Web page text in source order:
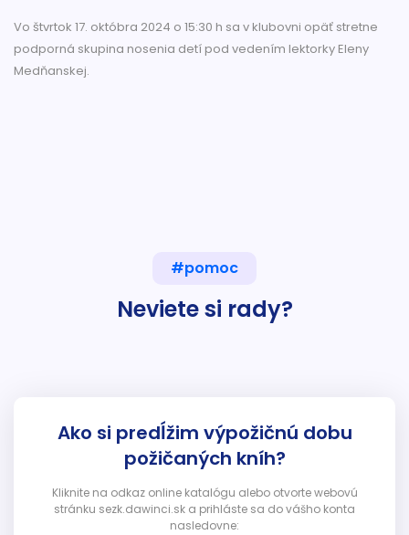
Vo štvrtok 17. októbra 2024 o 15:30 h sa v klubovni opäť stretne
podporná skupina nosenia detí pod vedením lektorky Eleny
Medňanskej.
#pomoc
Neviete si rady?
Ako si predĺžim výpožičnú dobu
požičaných kníh?
Kliknite na odkaz online katalógu alebo otvorte webovú
stránku sezk.dawinci.sk a prihláste sa do vášho konta
nasledovne: